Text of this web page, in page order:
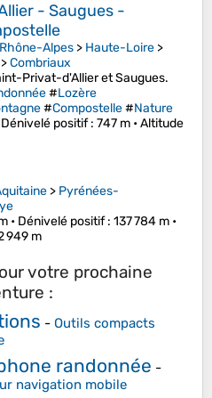
- Saugues -
Alpes > Haute-Loire >
Combriaux
Privat-d'Allier et Saugues.
#Lozère
#Compostelle#Nature
Dénivelé positif: 747 m •Altitude
> Pyrénées-
• Dénivelé positif: 137 784 m •
949 m
votre prochaine
:
- Outils compacts
randonnée -
navigation mobile